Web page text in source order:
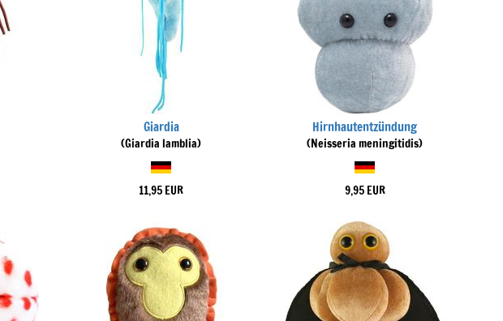
Giardia
(Giardia lamblia)
11,95 EUR
Hirnhautentzündung
(Neisseria meningitidis)
9,95 EUR